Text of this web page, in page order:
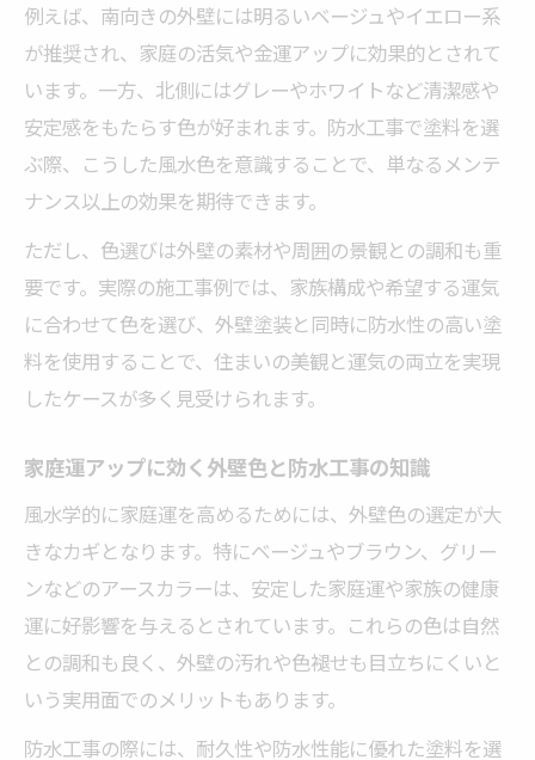
例えば、南向きの外壁には明るいベージュやイエロー系
が推奨され、家庭の活気や金運アップに効果的とされて
います。一方、北側にはグレーやホワイトなど清潔感や
安定感をもたらす色が好まれます。防水工事で塗料を選
ぶ際、こうした風水色を意識することで、単なるメンテ
ナンス以上の効果を期待できます。
ただし、色選びは外壁の素材や周囲の景観との調和も重
要です。実際の施工事例では、家族構成や希望する運気
に合わせて色を選び、外壁塗装と同時に防水性の高い塗
料を使用することで、住まいの美観と運気の両立を実現
したケースが多く見受けられます。
家庭運アップに効く外壁色と防水工事の知識
風水学的に家庭運を高めるためには、外壁色の選定が大
きなカギとなります。特にベージュやブラウン、グリー
ンなどのアースカラーは、安定した家庭運や家族の健康
運に好影響を与えるとされています。これらの色は自然
との調和も良く、外壁の汚れや色褪せも目立ちにくいと
いう実用面でのメリットもあります。
防水工事の際には、耐久性や防水性能に優れた塗料を選